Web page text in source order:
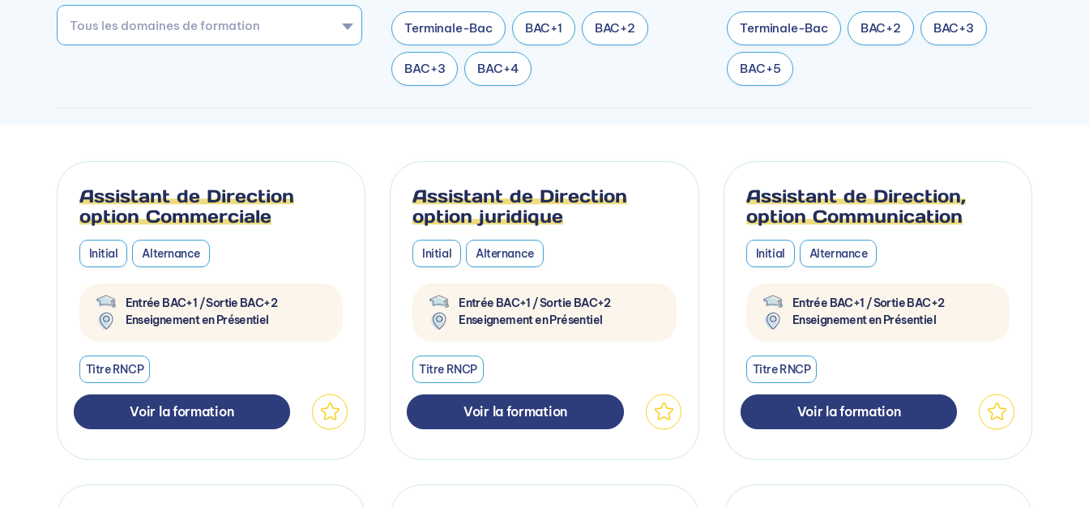
Terminale-Bac BAC+1 BAC+2
BAC+3 BAC+4
Terminale-Bac BAC+2 BAC+3
BAC+5
Assistant de Direction
option Commerciale
Initial Alternance
Entrée BAC+1 / Sortie BAC+2
Enseignement en Présentiel
Titre RNCP
Voir la formation
Assistant de Direction
option juridique
Initial Alternance
Entrée BAC+1 / Sortie BAC+2
Enseignement en Présentiel
Titre RNCP
Voir la formation
Assistant de Direction,
option Communication
Initial Alternance
Entrée BAC+1 / Sortie BAC+2
Enseignement en Présentiel
Titre RNCP
Voir la formation